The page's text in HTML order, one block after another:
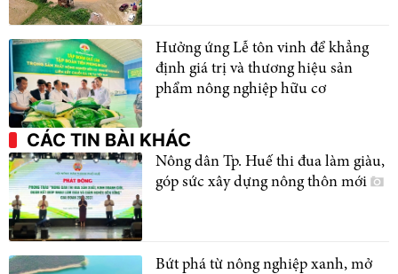
Hưởng ứng Lễ tôn vinh để khẳng
định giá trị và thương hiệu sản
phẩm nông nghiệp hữu cơ
CÁC TIN BÀI KHÁC
Nông dân Tp. Huế thi đua làm giàu,
góp sức xây dựng nông thôn mới
Bứt phá từ nông nghiệp xanh, mở